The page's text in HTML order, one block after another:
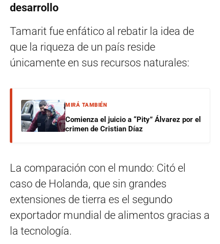
desarrollo
Tamarit fue enfático al rebatir la idea de
que la riqueza de un país reside
únicamente en sus recursos naturales:
MIRÁ TAMBIÉN
Comienza el juicio a “Pity” Álvarez por el
crimen de Cristian Díaz
La comparación con el mundo: Citó el
caso de Holanda, que sin grandes
extensiones de tierra es el segundo
exportador mundial de alimentos gracias a
la tecnología.